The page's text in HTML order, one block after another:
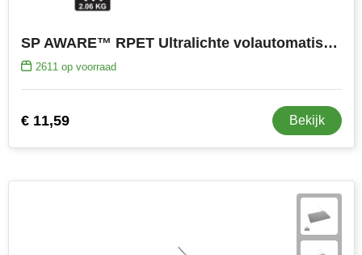
SP AWARE™ RPET Ultralichte volautomatische 20,5”-paraplu
2611op voorraad
€ 11,59 Bekijk